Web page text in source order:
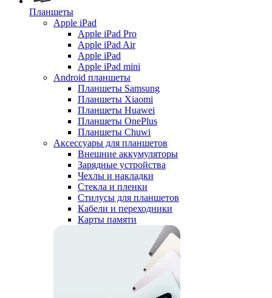
Планшеты
Apple iPad
Apple iPad Pro
Apple iPad Air
Apple iPad
Apple iPad mini
Android планшеты
Планшеты Samsung
Планшеты Xiaomi
Планшеты Huawei
Планшеты OnePlus
Планшеты Chuwi
Аксессуары для планшетов
Внешние аккумуляторы
Зарядные устройства
Чехлы и накладки
Стекла и пленки
Стилусы для планшетов
Кабели и переходники
Карты памяти